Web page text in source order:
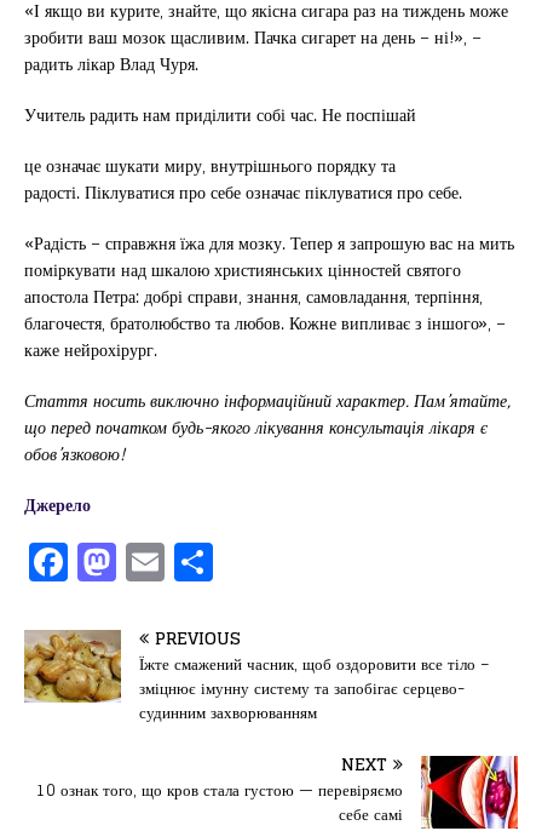
«І якщо ви курите, знайте, що якісна сигара раз на тиждень може
зробити ваш мозок щасливим. Пачка сигарет на день – ні!», –
радить лікар Влад Чуря.
Учитель радить нам приділити собі час. Не поспішай
це означає шукати миру, внутрішнього порядку та
радості. Піклуватися про себе означає піклуватися про себе.
«Радість – справжня їжа для мозку. Тепер я запрошую вас на мить
поміркувати над шкалою християнських цінностей святого
апостола Петра: добрі справи, знання, самовладання, терпіння,
благочестя, братолюбство та любов. Кожне випливає з іншого», –
каже нейрохірург.
Стаття носить виключно інформаційний характер. Пам’ятайте,
що перед початком будь-якого лікування консультація лікаря є
обов’язковою!
Джерело
F
a
c
e
b
o
M
a
st
o
d
n
E
m
ai
l
іл
и
т
я
PREVIOUS
Їжте смажений часник, щоб оздоровити все тіло –
зміцнює імунну систему та запобігає серцево-
судинним захворюванням
NEXT
10 ознак того, що кров стала густою — перевіряємо
себе самі